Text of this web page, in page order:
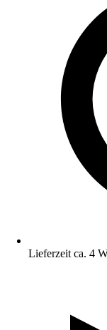
Lieferzeit ca. 4